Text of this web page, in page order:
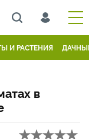
И РАСТЕНИЯ
в